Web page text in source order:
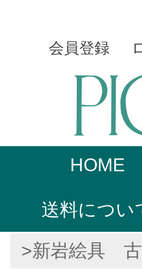
会員登録
HOME
送料につい
>新岩絵具